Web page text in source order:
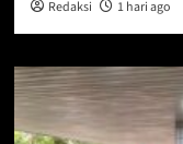
Redaksi 1 hari ago